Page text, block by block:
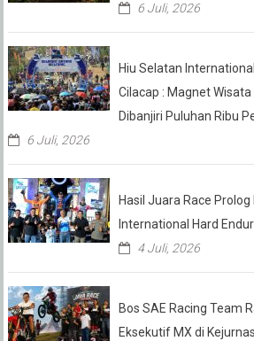
6 Juli, 2026
Hiu Selatan
Cilacap : Magnet
Dibanjiri Puluhan Ribu
6 Juli, 2026
Hasil Juara Race Prolog
International Hard
4 Juli, 2026
Bos SAE Racing Team
Eksekutif MX di